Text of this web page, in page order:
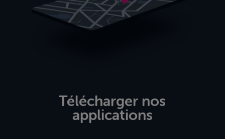
Télécharger nos
applications